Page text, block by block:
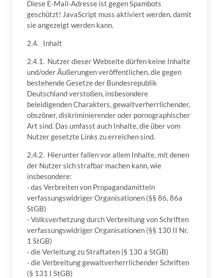
Diese E-Mail-Adresse ist gegen Spambots
geschützt! JavaScript muss aktiviert werden, damit
sie angezeigt werden kann.
2.4. Inhalt
2.4.1. Nutzer dieser Webseite dürfen keine Inhalte
und/oder Äußerungen veröffentlichen, die gegen
bestehende Gesetze der Bundesrepublik
Deutschland verstoßen, insbesondere
beleidigenden Charakters, gewaltverherrlichender,
obszöner, diskriminierender oder pornographischer
Art sind. Das umfasst auch Inhalte, die über vom
Nutzer gesetzte Links zu erreichen sind.
2.4.2. Hierunter fallen vor allem Inhalte, mit denen
der Nutzer sich strafbar machen kann, wie
insbesondere:
- das Verbreiten von Propagandamitteln
verfassungswidriger Organisationen (§§ 86, 86a
StGB)
- Volksverhetzung durch Verbreitung von Schriften
verfassungswidriger Organisationen (§§ 130 II Nr.
1 StGB)
- die Verleitung zu Straftaten (§ 130 a StGB)
- die Verbreitung gewaltverherrlichender Schriften
(§ 131 I StGB)